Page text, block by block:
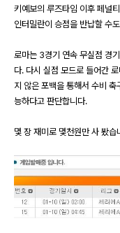
키예보의 루즈타임 이후 페널
인터밀란이 승점을 반납할 수
로마는 3경기 연속 무실점 경
다. 다시 실점 모드로 들어간
지 않은 포백을 통해서 수비
능하다고 판단합니다.
몇 장 재미로 몇천원만 사 봤